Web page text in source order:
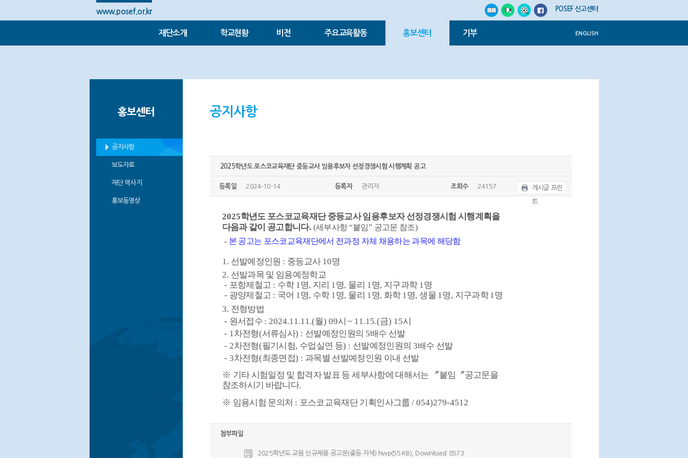
www.posef.or.kr
ENGLISH
POSEF 신고센터
재단소개 학교현황 비전 주요교육활동 홍보센터 기부
홍보센터
공지사항
보도자료
재단 역사지
홍보동영상
공지사항
2025학년도 포스코교육재단 중등교사 임용후보자 선정경쟁시험 시행계획 공고
등록일 2024-10-14 등록자 관리자 조회수 24157 게시글 프린
트
2025학년도 포스코교육재단 중등교사 임용후보자 선정경쟁시험 시행계획을
다음과 같이 공고합니다. (세부사항“붙임” 공고문 참조)
- 본 공고는 포스코교육재단에서 전과정 자체 채용하는 과목에 해당함
1. 선발예정인원 : 중등교사 10명
2. 선발과목 및 임용예정학교
- 포항제철고 : 수학 1명, 지리 1명, 물리 1명, 지구과학 1명
- 광양제철고 : 국어 1명, 수학 1명, 물리 1명, 화학 1명,생물 1명, 지구과학1명
3. 전형방법
- 원서접수 : 2024.11.11.(월) 09시~ 11.15.(금) 15시
- 1차전형(서류심사) : 선발예정인원의 5배수 선발
- 2차전형(필기시험, 수업실연 등) : 선발예정인원의 3배수 선발
- 3차전형(최종면접) : 과목별 선발예정인원 이내 선발
※ 기타 시험일정 및 합격자 발표 등 세부사항에 대해서는 〞붙임 〞공고문을
참조하시기 바랍니다.
※ 임용시험 문의처 : 포스코교육재단 기획인사그룹 / 054)279-4512
첨부파일
2025학년도 교원 신규채용 공고문(중등 자체).hwp(55 KB), Download: 8573